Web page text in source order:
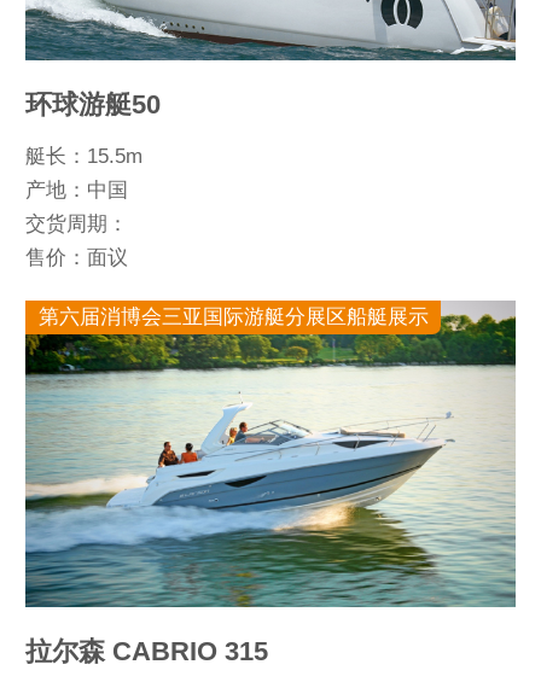
环球游艇50
艇长：15.5m
产地：中国
交货周期：
售价：面议
第六届消博会三亚国际游艇分展区船艇展示
拉尔森 CABRIO 315